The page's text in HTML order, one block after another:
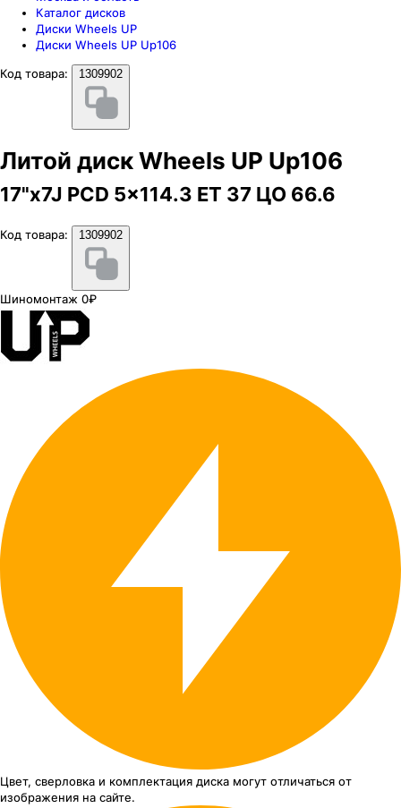
Каталог дисков
Диски Wheels UP
Диски Wheels UP Up106
Код товара:
1309902
Литой диск Wheels UP Up106
17"x7J PCD 5x114.3 ЕТ 37 ЦО 66.6
Код товара: 1309902
Шиномонтаж 0₽
Цвет, сверловка и комплектация диска могут отличаться от
изображения на сайте.